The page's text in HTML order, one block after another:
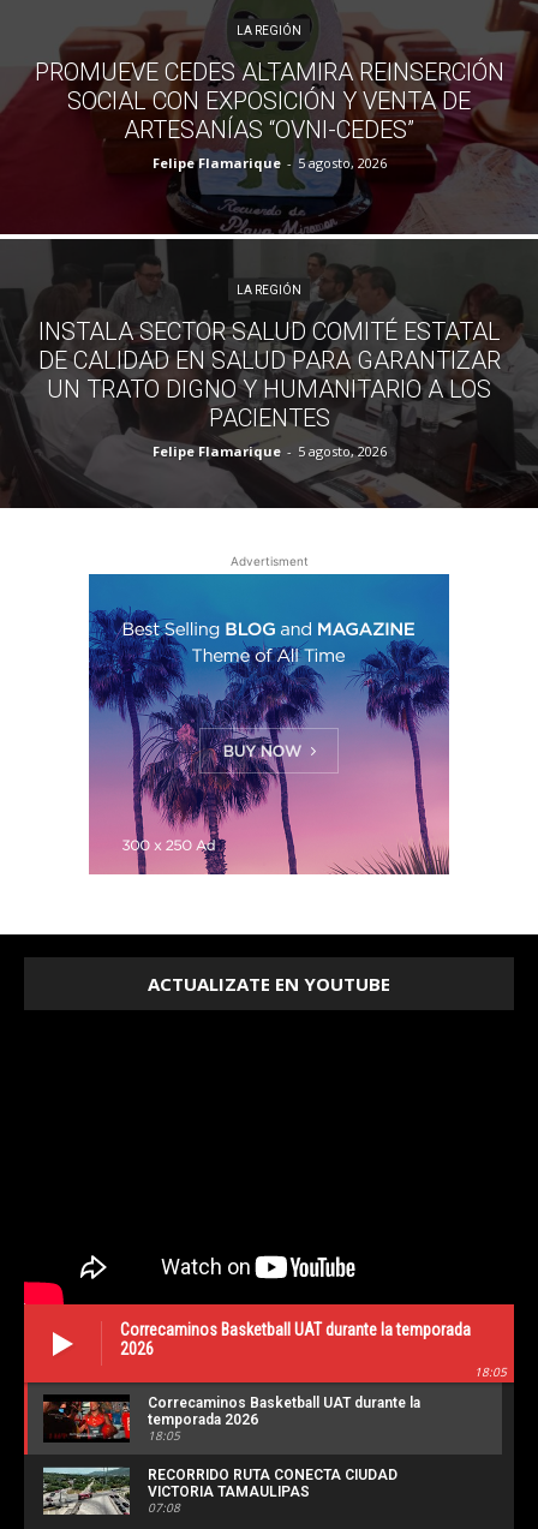
LA REGIÓN
PROMUEVE CEDES ALTAMIRA REINSERCIÓN
SOCIAL CON EXPOSICIÓN Y VENTA DE
ARTESANÍAS “OVNI-CEDES”
Felipe Flamarique - 5 agosto, 2026
LA REGIÓN
INSTALA SECTOR SALUD COMITÉ ESTATAL
DE CALIDAD EN SALUD PARA GARANTIZAR
UN TRATO DIGNO Y HUMANITARIO A LOS
PACIENTES
Felipe Flamarique - 5 agosto, 2026
Advertisment
ACTUALIZATE EN YOUTUBE
Correcaminos Basketball UAT durante la temporada
2026
18:05
Correcaminos Basketball UAT durante la
temporada 2026
18:05
RECORRIDO RUTA CONECTA CIUDAD
VICTORIA TAMAULIPAS
07:08